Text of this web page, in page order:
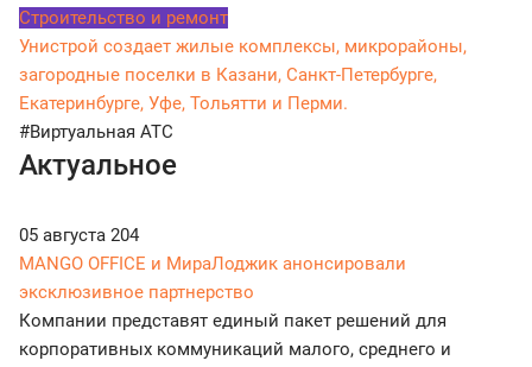
Строительство и ремонт
Унистрой создает жилые комплексы, микрорайоны,
загородные поселки в Казани, Санкт-Петербурге,
Екатеринбурге, Уфе, Тольятти и Перми.
#Виртуальная АТС
Актуальное
05 августа 204
MANGO OFFICE и МираЛоджик анонсировали
эксклюзивное партнерство
Компании представят единый пакет решений для
корпоративных коммуникаций малого, среднего и